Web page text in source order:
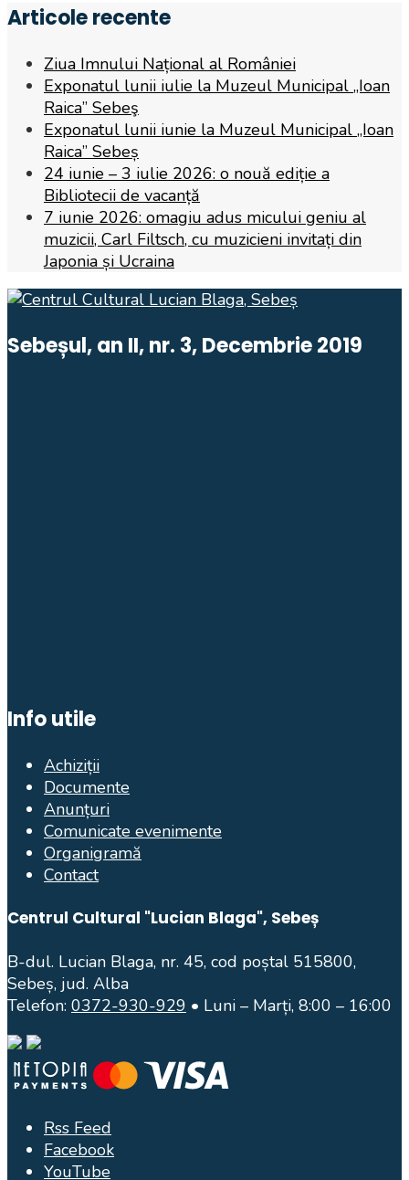
Articole recente
Ziua Imnului Național al României
Exponatul lunii iulie la Muzeul Municipal „Ioan
Raica” Sebeş
Exponatul lunii iunie la Muzeul Municipal „Ioan
Raica” Sebeș
24 iunie – 3 iulie 2026: o nouă ediție a
Bibliotecii de vacanță
7 iunie 2026: omagiu adus micului geniu al
muzicii, Carl Filtsch, cu muzicieni invitați din
Japonia și Ucraina
Sebeșul, an II, nr. 3, Decembrie 2019
Info utile
Achiziții
Documente
Anunțuri
Comunicate evenimente
Organigramă
Contact
Centrul Cultural "Lucian Blaga", Sebeș
B-dul. Lucian Blaga, nr. 45, cod poștal 515800,
Sebeș, jud. Alba
Telefon: 0372-930-929 • Luni – Marți, 8:00 – 16:00
Rss Feed
Facebook
YouTube